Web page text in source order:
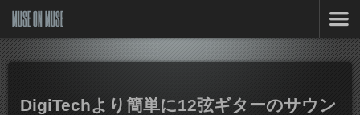
MUSE ON MUSE
DigiTechより簡単に12弦ギターのサウン